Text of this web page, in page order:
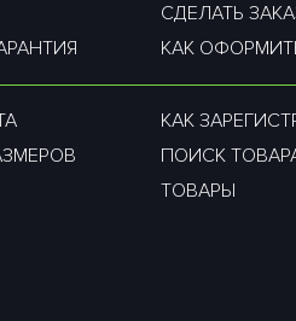
СДЕЛАТЬ
КАК
КАК
ПОИСК
ТОВАРЫ